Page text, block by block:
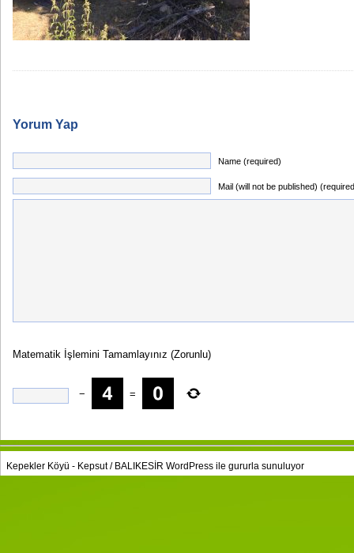
Yorum Yap
Name (required)
Mail (will not be published)
Matematik İşlemini Tamamlayınız (Zorunlu)
− =
Kepekler Köyü - Kepsut / BALIKESİR WordPress ile gururla sunuluyor